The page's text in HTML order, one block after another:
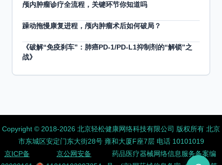
颅内肿瘤诊疗全流程，关键环节你知道吗
躁动拖慢康复进程，颅内肿瘤术后如何破局？
《破解“免疫刹车”：肺癌PD-1/PD-L1抑制剂的“解锁”之
战》
Copyright ©️ 2018-2026 北京轻松健康网络科技有限公司 版权所有 北京
市东城区安定门东大街28号 雍和大厦F座7层 电话 10101019
京ICP备
京公网安备
药品医疗器械网络信息服务备案编